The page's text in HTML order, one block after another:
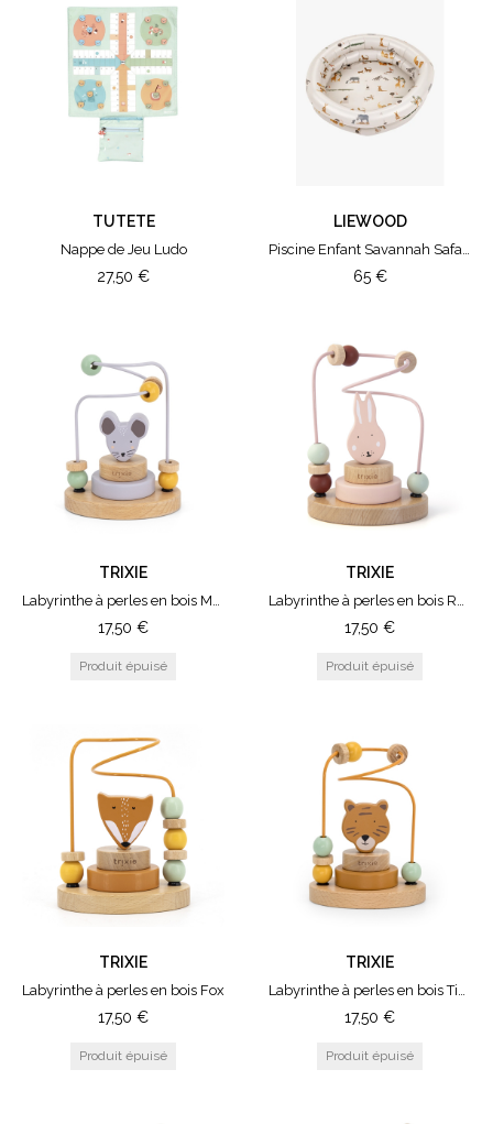
TUTETE
Nappe de Jeu Ludo
27,50 €
LIEWOOD
Piscine Enfant Savannah Safari Sandy Mix
65 €
TRIXIE
Labyrinthe à perles en bois Mouse
17,50 €
TRIXIE
Labyrinthe à perles en bois Rabbit
17,50 €
TRIXIE
Labyrinthe à perles en bois Fox
17,50 €
TRIXIE
Labyrinthe à perles en bois Tiger
17,50 €